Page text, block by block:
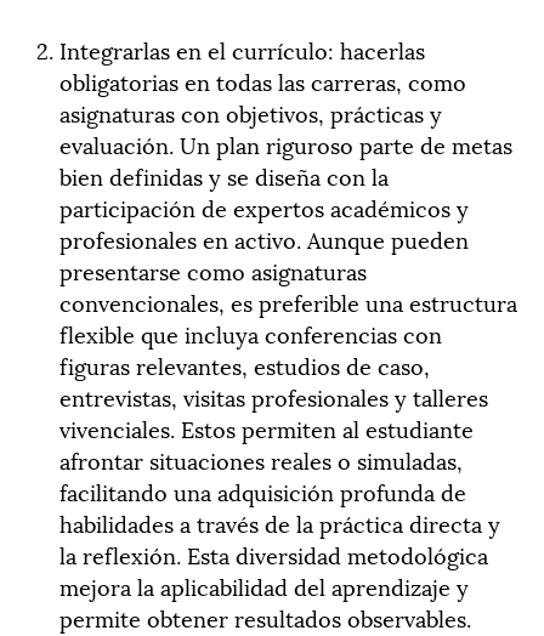
Integrarlas en el currículo: hacerlas
obligatorias en todas las carreras, como
asignaturas con objetivos, prácticas y
evaluación. Un plan riguroso parte de metas
bien definidas y se diseña con la
participación de expertos académicos y
profesionales en activo. Aunque pueden
presentarse como asignaturas
convencionales, es preferible una estructura
flexible que incluya conferencias con
figuras relevantes, estudios de caso,
entrevistas, visitas profesionales y talleres
vivenciales. Estos permiten al estudiante
afrontar situaciones reales o simuladas,
facilitando una adquisición profunda de
habilidades a través de la práctica directa y
la reflexión. Esta diversidad metodológica
mejora la aplicabilidad del aprendizaje y
permite obtener resultados observables.